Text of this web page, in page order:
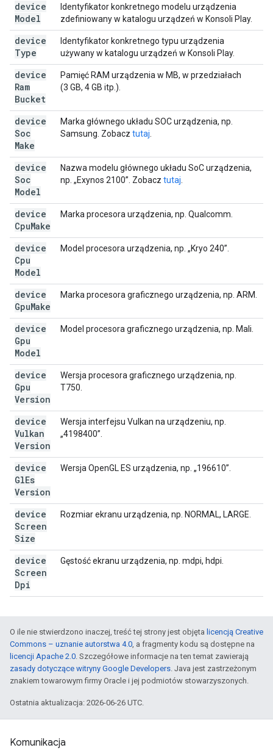
device
Model
Identyfikator konkretnego modelu urządzenia
zdefiniowany w katalogu urządzeń w Konsoli Play.
device
Type
Identyfikator konkretnego typu urządzenia
używany w katalogu urządzeń w Konsoli Play.
device
Ram
Bucket
Pamięć RAM urządzenia w MB, w przedziałach
(3 GB, 4 GB itp.).
device
Soc
Make
Marka głównego układu SOC urządzenia, np.
Samsung. Zobacz tutaj
device
Soc
Model
Nazwa modelu głównego układu SoC urządzenia,
np. „Exynos 2100”. Zobacz tutaj
device
CpuMake
Marka procesora urządzenia, np. Qualcomm.
device
Cpu
Model
Model procesora urządzenia, np. „Kryo 240”.
device
GpuMake
Marka procesora graficznego urządzenia, np. ARM.
device
Gpu
Model
Model procesora graficznego urządzenia, np. Mali.
device
Gpu
Version
Wersja procesora graficznego urządzenia, np.
T750.
device
Vulkan
Version
Wersja interfejsu Vulkan na urządzeniu, np.
„4198400”.
device
GlEs
Version
Wersja OpenGL ES urządzenia, np. „196610”.
device
Screen
Size
Rozmiar ekranu urządzenia, np. NORMAL, LARGE.
device
Screen
Dpi
Gęstość ekranu urządzenia, np. mdpi, hdpi.
O ile nie stwierdzono inaczej, treść tej strony jest objęta licencją Creative
Commons – uznanie autorstwa 4.0, a fragmenty kodu są dostępne na
licencji Apache 2.0. Szczegółowe informacje na ten temat zawierają
zasady dotyczące witryny Google Developers. Java jest zastrzeżonym
znakiem towarowym firmy Oracle i jej podmiotów stowarzyszonych.
Ostatnia aktualizacja: 2026-06-26 UTC.
Komunikacja